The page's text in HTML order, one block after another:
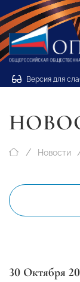
Версия для
Новости
30 Октября